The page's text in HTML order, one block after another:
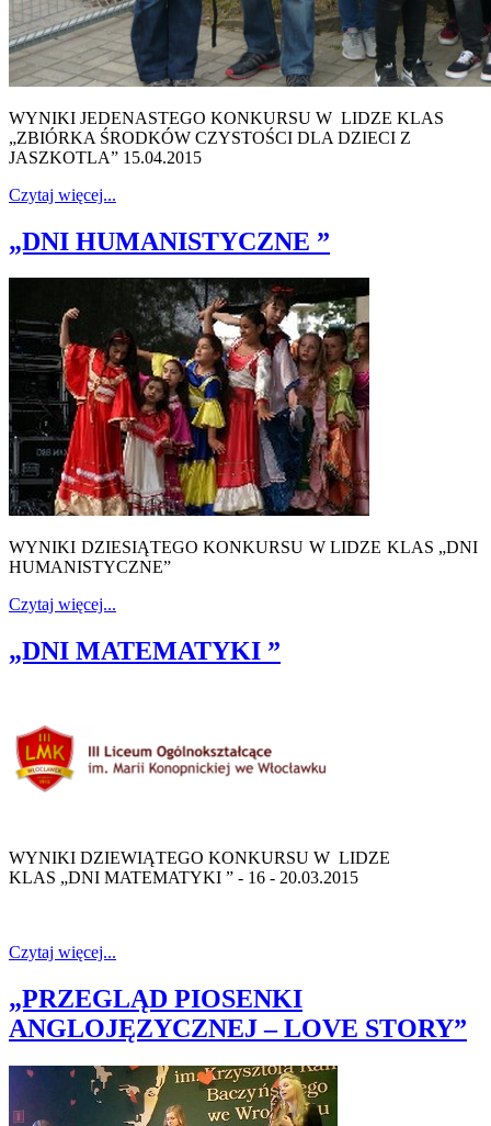
WYNIKI JEDENASTEGO KONKURSU W LIDZE KLAS
„ZBIÓRKA ŚRODKÓW CZYSTOŚCI DLA DZIECI Z
JASZKOTLA” 15.04.2015
Czytaj więcej...
„DNI HUMANISTYCZNE ”
WYNIKI DZIESIĄTEGO KONKURSU W LIDZE KLAS „DNI
HUMANISTYCZNE”
Czytaj więcej...
„DNI MATEMATYKI ”
WYNIKI DZIEWIĄTEGO KONKURSU W LIDZE
KLAS „DNI MATEMATYKI ” - 16 - 20.03.2015
Czytaj więcej...
„PRZEGLĄD PIOSENKI
ANGLOJĘZYCZNEJ – LOVE STORY”